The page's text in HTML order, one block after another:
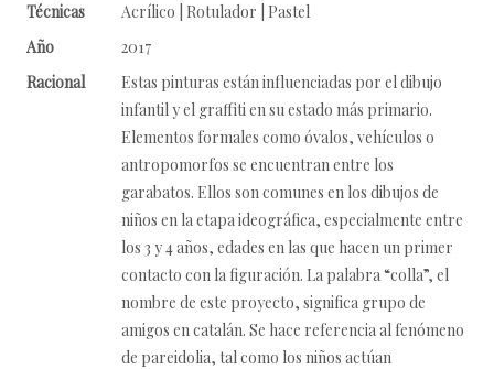
Técnicas
Acrílico | Rotulador | Pastel
Año
2017
Racional
Estas pinturas están influenciadas por el dibujo
infantil y el graffiti en su estado más primario.
Elementos formales como óvalos, vehículos o
antropomorfos se encuentran entre los
garabatos. Ellos son comunes en los dibujos de
niños en la etapa ideográfica, especialmente entre
los 3 y 4 años, edades en las que hacen un primer
contacto con la figuración. La palabra “colla”, el
nombre de este proyecto, significa grupo de
amigos en catalán. Se hace referencia al fenómeno
de pareidolia, tal como los niños actúan